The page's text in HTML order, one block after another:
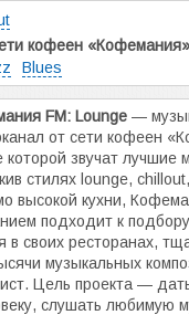
кофеен
Blues
FM: Lounge —
от сети кофеен
которой звучат лучшие
стилях lounge,
высокой кухни,
подходит к подбору
в своих ресторанах,
музыкальных
Цель проекта —
слушать любимую